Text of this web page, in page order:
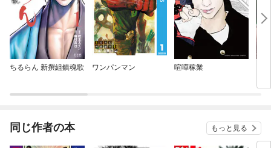
ちるらん 新撰組鎮魂歌 ワンパンマン 喧嘩稼業
同じ作者の本 もっと見る